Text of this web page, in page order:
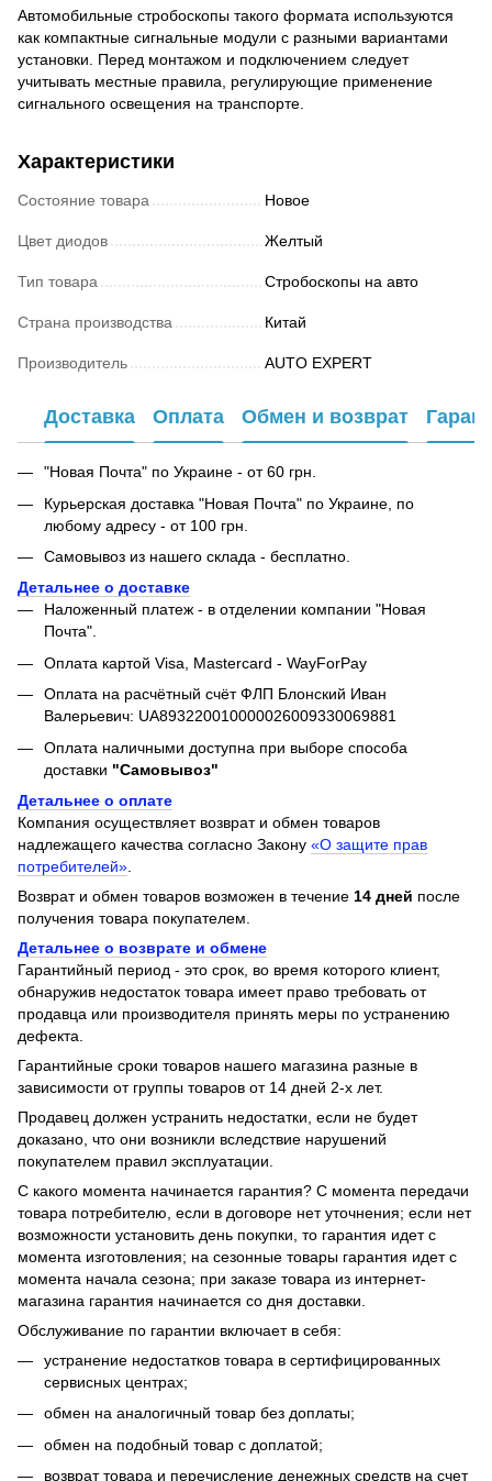
Автомобильные стробоскопы такого формата используются
как компактные сигнальные модули с разными вариантами
установки. Перед монтажом и подключением следует
учитывать местные правила, регулирующие применение
сигнального освещения на транспорте.
Характеристики
Состояние товара Новое
Цвет диодов Желтый
Тип товара Стробоскопы на авто
Страна производства Китай
Производитель AUTO EXPERT
Доставка Оплата Обмен и возврат
"Новая Почта" по Украине - от 60 грн.
Курьерская доставка "Новая Почта" по Украине, по
любому адресу - от 100 грн.
Самовывоз из нашего склада - бесплатно.
Детальнее о доставке
Наложенный платеж - в отделении компании "Новая
Почта".
Оплата картой Visa, Mastercard - WayForPay
Оплата на расчётный счёт ФЛП Блонский Иван
Валерьевич: UA893220010000026009330069881
Оплата наличными доступна при выборе способа
доставки "Самовывоз"
Детальнее о оплате
Компания осуществляет возврат и обмен товаров
надлежащего качества согласно Закону «О защите прав
потребителей»
Возврат и обмен товаров возможен в течение 14 дней после
получения товара покупателем.
Детальнее о возврате и обмене
Гарантийный период - это срок, во время которого клиент,
обнаружив недостаток товара имеет право требовать от
продавца или производителя принять меры по устранению
дефекта.
Гарантийные сроки товаров нашего магазина разные в
зависимости от группы товаров от 14 дней 2-х лет.
Продавец должен устранить недостатки, если не будет
доказано, что они возникли вследствие нарушений
покупателем правил эксплуатации.
С какого момента начинается гарантия? С момента передачи
товара потребителю, если в договоре нет уточнения; если нет
возможности установить день покупки, то гарантия идет с
момента изготовления; на сезонные товары гарантия идет с
момента начала сезона; при заказе товара из интернет-
магазина гарантия начинается со дня доставки.
Обслуживание по гарантии включает в себя:
устранение недостатков товара в сертифицированных
сервисных центрах;
обмен на аналогичный товар без доплаты;
обмен на подобный товар с доплатой;
возврат товара и перечисление денежных средств на счет